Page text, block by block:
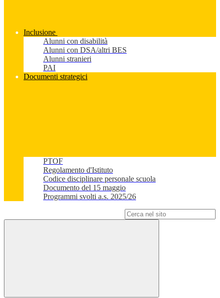
Inclusione
Alunni con disabilità
Alunni con DSA/altri BES
Alunni stranieri
PAI
Documenti strategici
PTOF
Regolamento d'Istituto
Codice disciplinare personale scuola
Documento del 15 maggio
Programmi svolti a.s. 2025/26